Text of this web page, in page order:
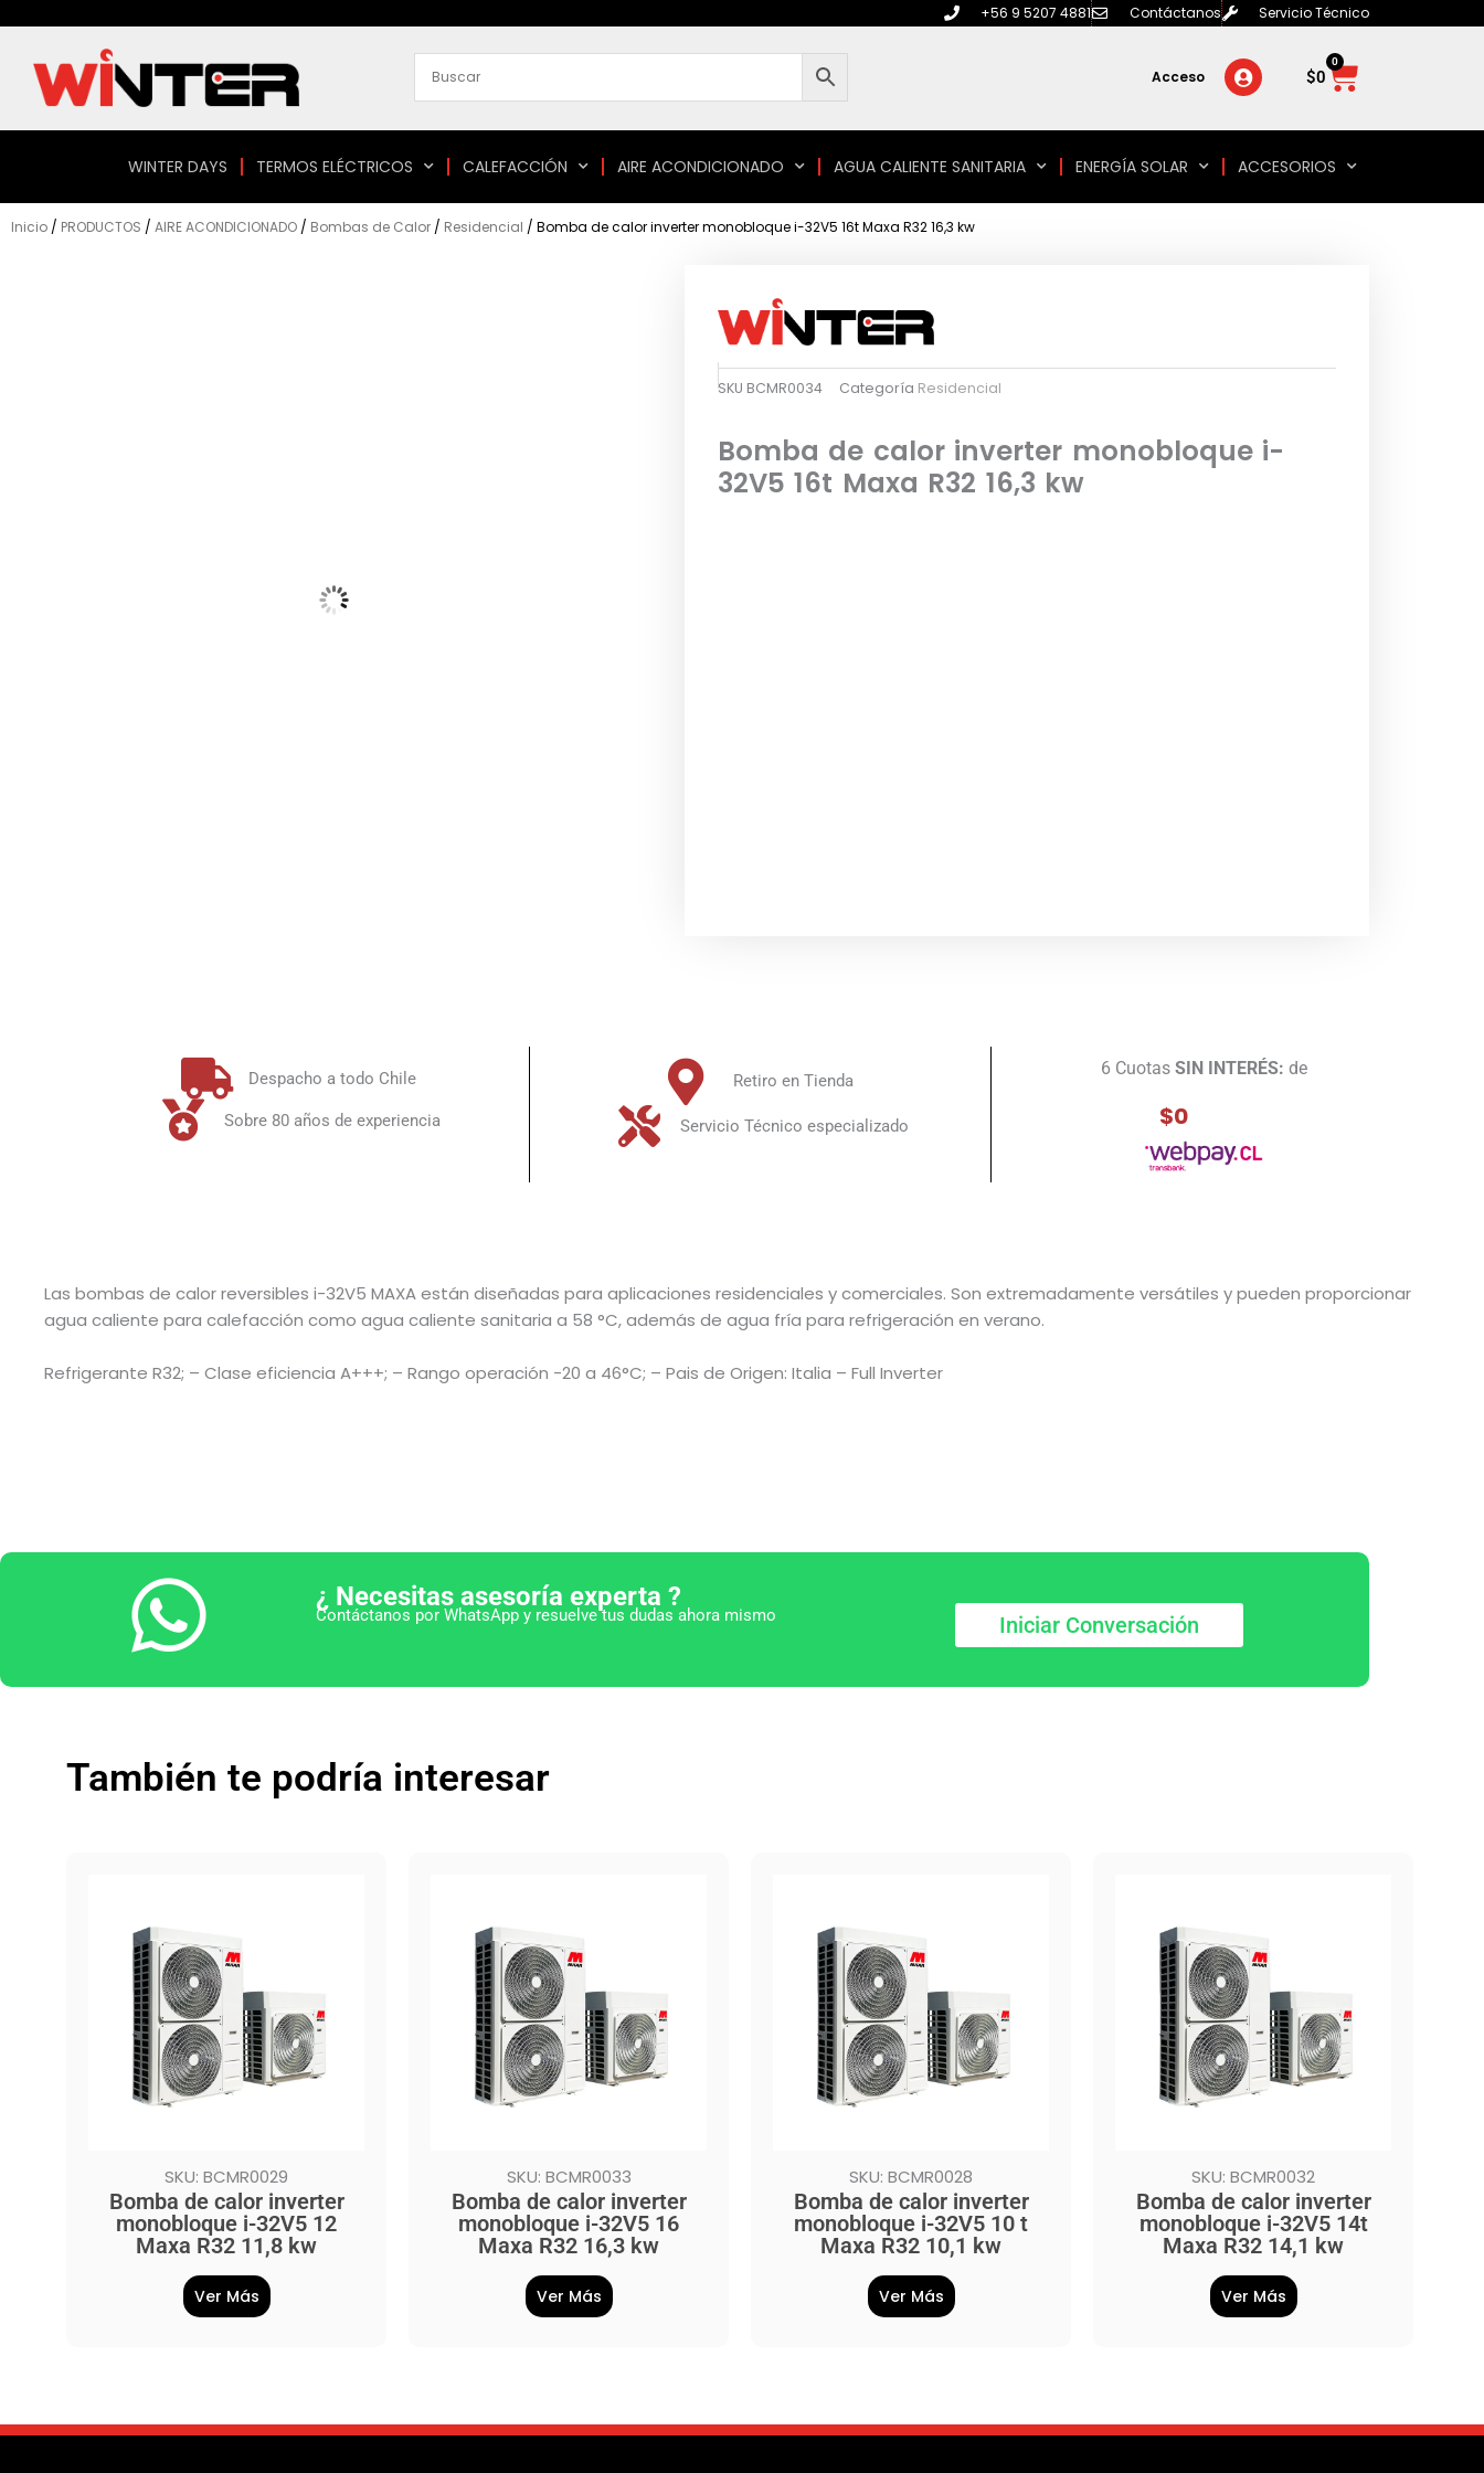
contenido
+56 9 5207 4881 Contáctanos Servicio Técnico
Acceso $0
0
Carrito
WINTER DAYS TERMOS ELÉCTRICOS CALEFACCIÓN AIRE ACONDICIONADO AGUA CALIENTE SANITARIA ENERGÍA SOLAR ACCESORIOS
Inicio / PRODUCTOS / AIRE ACONDICIONADO / Bombas de Calor / Residencial / Bomba de calor inverter monobloque i-32V5 16t Maxa R32 16,3 kw
SKU BCMR0034 Categoría Residencial
Bomba de calor inverter monobloque i-
32V5 16t Maxa R32 16,3 kw
Despacho a todo Chile
Sobre 80 años de experiencia
Retiro en Tienda
Servicio Técnico especializado
6 Cuotas SIN INTERÉS: de
$0
Las bombas de calor reversibles i-32V5 MAXA están diseñadas para aplicaciones residenciales y comerciales. Son extremadamente versátiles y pueden proporcionar
agua caliente para calefacción como agua caliente sanitaria a 58 °C, además de agua fría para refrigeración en verano.
Refrigerante R32; – Clase eficiencia A+++; – Rango operación -20 a 46°C; – Pais de Origen: Italia – Full Inverter
¿ Necesitas asesoría experta ?
Contáctanos por WhatsApp y resuelve tus dudas ahora mismo Iniciar Conversación
También te podría interesar
SKU: BCMR0029
Bomba de calor inverter
monobloque i-32V5 12
Maxa R32 11,8 kw
Ver Más
SKU: BCMR0033
Bomba de calor inverter
monobloque i-32V5 16
Maxa R32 16,3 kw
Ver Más
SKU: BCMR0028
Bomba de calor inverter
monobloque i-32V5 10 t
Maxa R32 10,1 kw
Ver Más
SKU: BCMR0032
Bomba de calor inverter
monobloque i-32V5 14t
Maxa R32 14,1 kw
Ver Más